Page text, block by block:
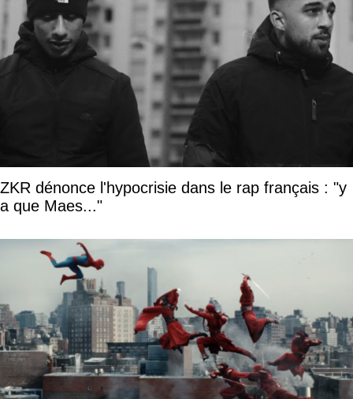
ZKR dénonce l'hypocrisie dans le rap français : "y
a que Maes..."